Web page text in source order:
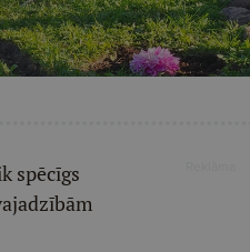
spēcīgs